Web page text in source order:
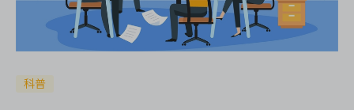
ONES Desk
科普